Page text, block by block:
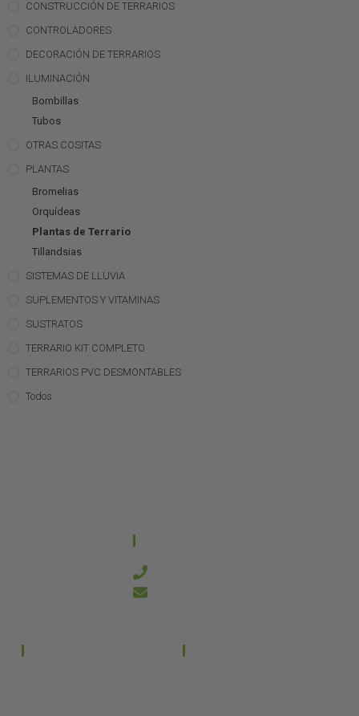
CONSTRUCCIÓN DE TERRARIOS
CONTROLADORES
DECORACIÓN DE TERRARIOS
ILUMINACIÓN
Bombillas
Tubos
OTRAS COSITAS
PLANTAS
Bromelias
Orquídeas
Plantas de Terrario
Tillandsias
SISTEMAS DE LLUVIA
SUPLEMENTOS Y VITAMINAS
SUSTRATOS
TERRARIO KIT COMPLETO
TERRARIOS PVC DESMONTABLES
Todos